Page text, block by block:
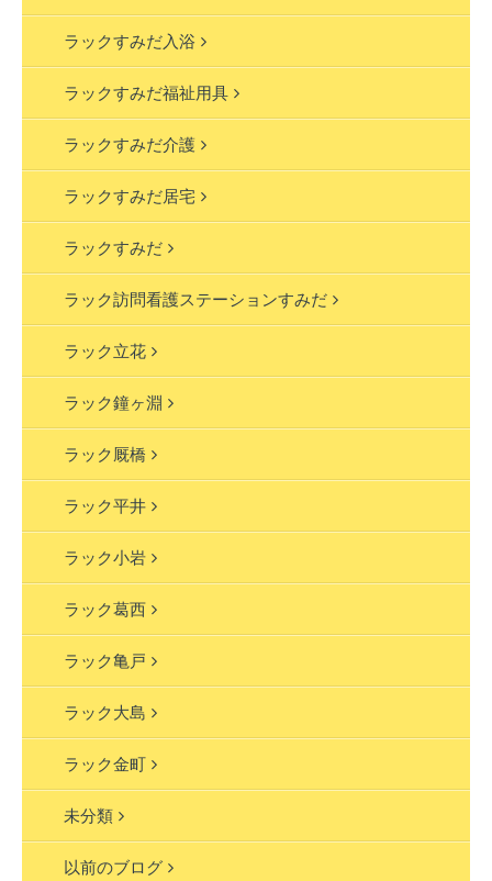
ラックすみだ入浴
ラックすみだ福祉用具
ラックすみだ介護
ラックすみだ居宅
ラックすみだ
ラック訪問看護ステーションすみだ
ラック立花
ラック鐘ヶ淵
ラック厩橋
ラック平井
ラック小岩
ラック葛西
ラック亀戸
ラック大島
ラック金町
未分類
以前のブログ